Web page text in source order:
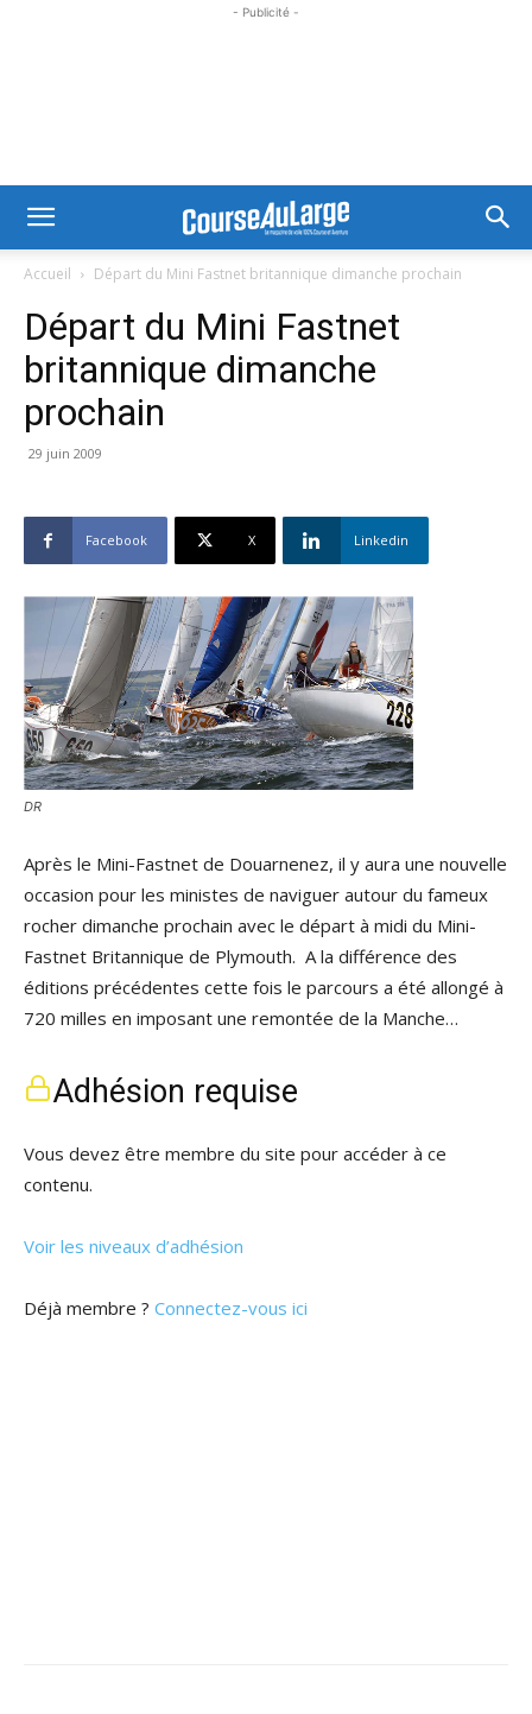
- Publicité -
Accueil Départ du Mini Fastnet britannique dimanche prochain
Départ du Mini Fastnet
britannique dimanche
prochain
29 juin 2009
Facebook X Linkedin
DR
Après le Mini-Fastnet de Douarnenez, il y aura une nouvelle
occasion pour les ministes de naviguer autour du fameux
rocher dimanche prochain avec le départ à midi du Mini-
Fastnet Britannique de Plymouth. A la différence des
éditions précédentes cette fois le parcours a été allongé à
720 milles en imposant une remontée de la Manche…
Adhésion requise
Vous devez être membre du site pour accéder à ce
contenu.
Voir les niveaux d’adhésion
Déjà membre ? Connectez-vous ici